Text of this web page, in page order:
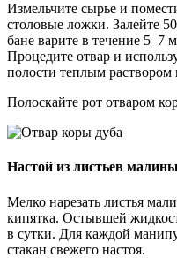
Измельчите сырье и
столовые ложки. Залейте
бане варите в течение 5–7
Процедите отвар и
полости теплым раствором
Полоскайте рот отваром
Настой из листьев малины
Мелко нарезать листья
кипятка. Остывшей
в сутки. Для каждой
стакан свежего настоя.